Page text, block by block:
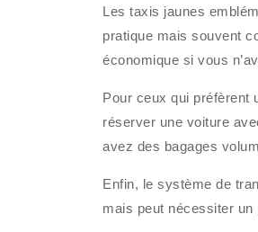
Les taxis jaunes
pratique mais souvent
économique si vous
Pour ceux qui préfèrent
réserver une voiture
avez des bagages
Enfin, le système de
mais peut nécessiter un